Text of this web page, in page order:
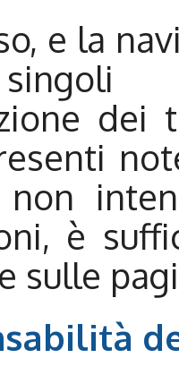
e la
dei
non
è
sulle